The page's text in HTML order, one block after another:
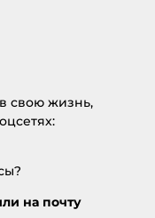
свою жизнь,
на почту